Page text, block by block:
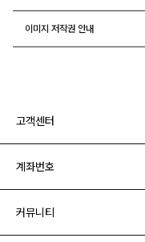
이미지 저작권 안내
고객센터
계좌번호
커뮤니티